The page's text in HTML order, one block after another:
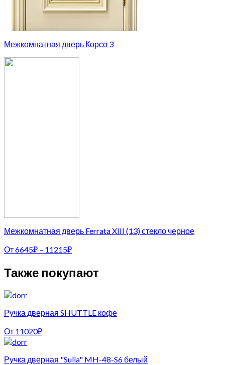
Межкомнатная дверь Корсо 3
Межкомнатная дверь Ferrata XIII (13) стекло черное
От6645₽ – 11215₽
Также покупают
Ручка дверная SHUTTLE кофе
От 11020₽
Ручка дверная "Sulla" MH-48-S6 белый